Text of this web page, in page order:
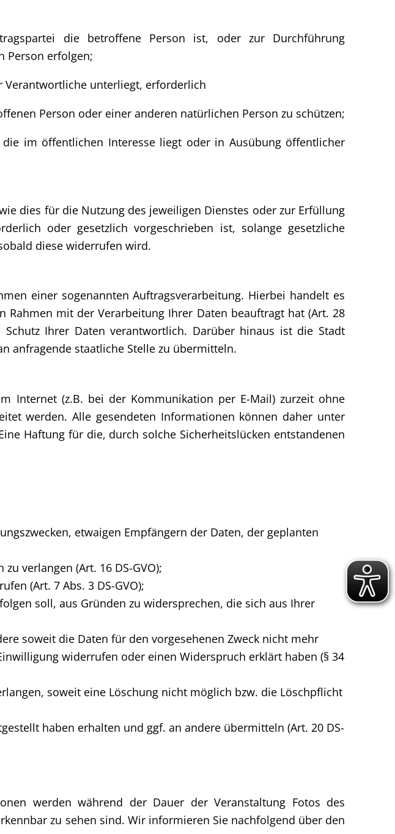
die betroffene Person ist, oder zur Durchführung
Person erfolgen;
Verantwortliche unterliegt, erforderlich
Person oder einer anderen natürlichen Person zu schützen;
im öf­fentlichen Interesse liegt oder in Ausübung öffentlicher
dies für die Nutzung des jeweiligen Dienstes oder zur Erfüllung
oder gesetzlich vorgeschrieben ist, solange gesetzliche
diese widerrufen wird.
einer sogenannten Auftragsverarbeitung. Hierbei handelt es
mit der Verarbeitung Ihrer Daten beauftragt hat (Art. 28
Ihrer Daten verantwortlich. Darüber hinaus ist die Stadt
anfragende staatliche Stelle zu übermitteln.
Internet (z.B. bei der Kommunikation per E-Mail) zurzeit ohne
werden. Alle gesendeten Informationen können daher unter
Haftung für die, durch solche Sicherheitslücken entstandenen
etwaigen Empfängern der Daten, der geplanten
verlangen (Art. 16 DS-GVO);
(Art. 7 Abs. 3 DS-GVO);
soll, aus Gründen zu widersprechen, die sich aus Ihrer
soweit die Daten für den vorgesehenen Zweck nicht mehr
widerrufen oder einen Widerspruch erklärt haben (§ 34
soweit eine Löschung nicht möglich bzw. die Löschpflicht
haben erhalten und ggf. an andere übermitteln (Art. 20 DS-
werden während der Dauer der Veranstaltung Fotos des
zu sehen sind. Wir informieren Sie nachfolgend über den